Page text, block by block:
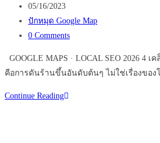
คุณ
ได้
หรือ
ไม่
author:
Post
published:
05/16/2023
Post
category:
ปักหมุด Google Map
Post
0 Comments
GOOGLE MAPS · LOCAL SEO 2026
คือการดันร้านขึ้นอันดับต้นๆ ไม่ใช่เรื่องของ
Continue Reading4